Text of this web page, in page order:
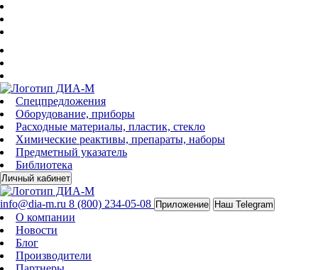
Спецпредложения
Оборудование, приборы
Расходные материалы, пластик, стекло
Химические реактивы, препараты, наборы
Предметный указатель
Библиотека
Личный кабинет
info@dia-m.ru 8 (800) 234-05-08 Приложение Наш Telegram
О компании
Новости
Блог
Производители